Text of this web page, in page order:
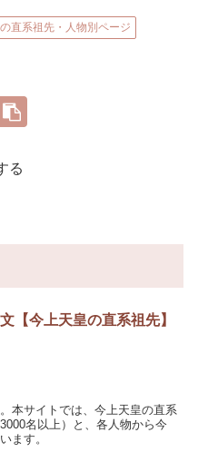
直系祖先・人物別ページ
る
【今上天皇の直系祖先】
本サイトでは、今上天皇の直系
名以上）と、各人物から今
ます。